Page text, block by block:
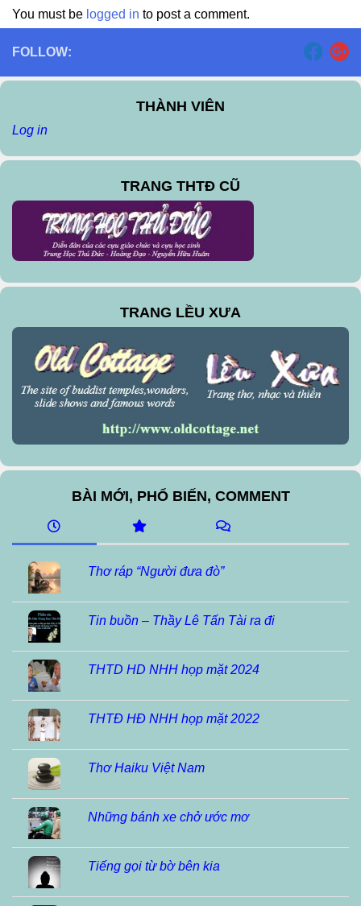
You must be logged in to post a comment.
FOLLOW:
THÀNH VIÊN
Log in
TRANG THTĐ CŨ
TRANG LỀU XƯA
BÀI MỚI, PHỔ BIẾN, COMMENT
Thơ ráp “Người đưa đò”
Tin buồn – Thầy Lê Tấn Tài ra đi
THTD HD NHH họp mặt 2024
THTĐ HĐ NHH họp mặt 2022
Thơ Haiku Việt Nam
Những bánh xe chở ước mơ
Tiếng gọi từ bờ bên kia